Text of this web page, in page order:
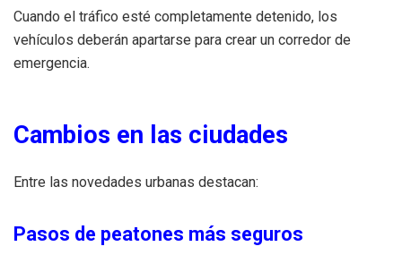
Cuando el tráfico esté completamente detenido, los
vehículos deberán apartarse para crear un corredor de
emergencia.
Cambios en las ciudades
Entre las novedades urbanas destacan:
Pasos de peatones más seguros